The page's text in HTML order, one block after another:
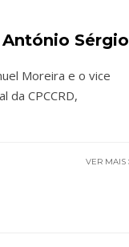
Sérgio
Moreira e o vice
da CPCCRD,
VER MAIS